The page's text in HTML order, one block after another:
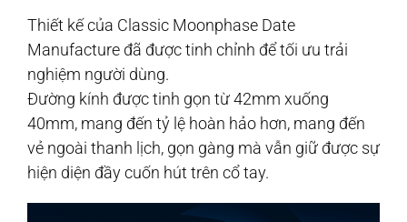
Thiết kế của Classic Moonphase Date
Manufacture đã được tinh chỉnh để tối ưu trải
nghiệm người dùng.
Đường kính được tinh gọn từ 42mm xuống
40mm, mang đến tỷ lệ hoàn hảo hơn, mang đến
vẻ ngoài thanh lịch, gọn gàng mà vẫn giữ được sự
hiện diện đầy cuốn hút trên cổ tay.